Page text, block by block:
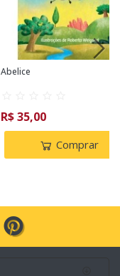
Abelice
R$ 35,00
Comprar